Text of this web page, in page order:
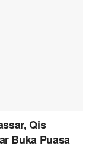
Qis
Buka Puasa